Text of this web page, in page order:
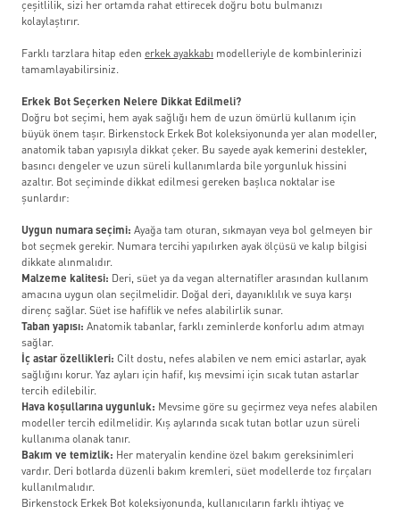
çeşitlilik, sizi her ortamda rahat ettirecek doğru botu bulmanızı
kolaylaştırır.
Farklı tarzlara hitap eden erkek ayakkabı modelleriyle de kombinlerinizi
tamamlayabilirsiniz.
Erkek Bot Seçerken Nelere Dikkat Edilmeli?
Doğru bot seçimi, hem ayak sağlığı hem de uzun ömürlü kullanım için
büyük önem taşır. Birkenstock Erkek Bot koleksiyonunda yer alan modeller,
anatomik taban yapısıyla dikkat çeker. Bu sayede ayak kemerini destekler,
basıncı dengeler ve uzun süreli kullanımlarda bile yorgunluk hissini
azaltır. Bot seçiminde dikkat edilmesi gereken başlıca noktalar ise
şunlardır:
Uygun numara seçimi: Ayağa tam oturan, sıkmayan veya bol gelmeyen bir
bot seçmek gerekir. Numara tercihi yapılırken ayak ölçüsü ve kalıp bilgisi
dikkate alınmalıdır.
Malzeme kalitesi: Deri, süet ya da vegan alternatifler arasından kullanım
amacına uygun olan seçilmelidir. Doğal deri, dayanıklılık ve suya karşı
direnç sağlar. Süet ise hafiflik ve nefes alabilirlik sunar.
Taban yapısı: Anatomik tabanlar, farklı zeminlerde konforlu adım atmayı
sağlar.
İç astar özellikleri: Cilt dostu, nefes alabilen ve nem emici astarlar, ayak
sağlığını korur. Yaz ayları için hafif, kış mevsimi için sıcak tutan astarlar
tercih edilebilir.
Hava koşullarına uygunluk: Mevsime göre su geçirmez veya nefes alabilen
modeller tercih edilmelidir. Kış aylarında sıcak tutan botlar uzun süreli
kullanıma olanak tanır.
Bakım ve temizlik: Her materyalin kendine özel bakım gereksinimleri
vardır. Deri botlarda düzenli bakım kremleri, süet modellerde toz fırçaları
kullanılmalıdır.
Birkenstock Erkek Bot koleksiyonunda, kullanıcıların farklı ihtiyaç ve